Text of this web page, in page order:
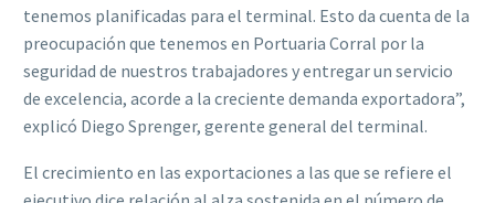
tenemos planificadas para el terminal. Esto da cuenta de la
preocupación que tenemos en Portuaria Corral por la
seguridad de nuestros trabajadores y entregar un servicio
de excelencia, acorde a la creciente demanda exportadora”,
explicó Diego Sprenger, gerente general del terminal.
El crecimiento en las exportaciones a las que se refiere el